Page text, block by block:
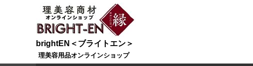
brightEN＜ブライトエン＞
理美容用品オンラインショップ